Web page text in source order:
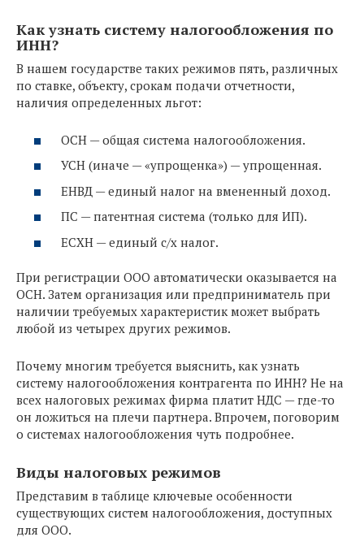
Как узнать систему налогообложения по
ИНН?
В нашем государстве таких режимов пять, различных
по ставке, объекту, срокам подачи отчетности,
наличия определенных льгот:
ОСН — общая система налогообложения.
УСН (иначе — «упрощенка») — упрощенная.
ЕНВД — единый налог на вмененный доход.
ПС — патентная система (только для ИП).
ЕСХН — единый с/х налог.
При регистрации ООО автоматически оказывается на
ОСН. Затем организация или предприниматель при
наличии требуемых характеристик может выбрать
любой из четырех других режимов.
Почему многим требуется выяснить, как узнать
систему налогообложения контрагента по ИНН? Не на
всех налоговых режимах фирма платит НДС — где-то
он ложиться на плечи партнера. Впрочем, поговорим
о системах налогообложения чуть подробнее.
Виды налоговых режимов
Представим в таблице ключевые особенности
существующих систем налогообложения, доступных
для ООО.